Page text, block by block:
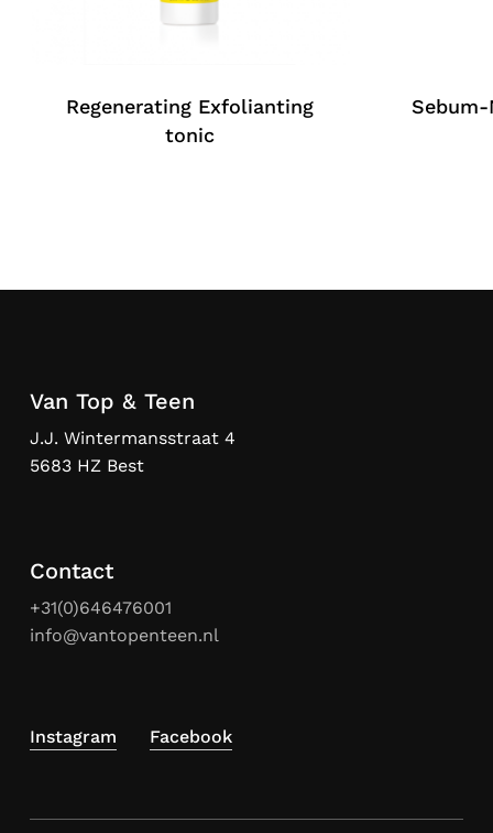
Regenerating Exfolianting
tonic
Van Top & Teen
J.J. Wintermansstraat 4
5683 HZ Best
Contact
+31(0)646476001
info@vantopenteen.nl
Instagram Facebook